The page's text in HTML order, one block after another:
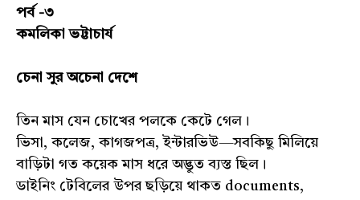
পর্ব -৩
কমলিকা ভট্টাচার্য
চেনা সুর অচেনা দেশে
তিন মাস যেন চোখের পলকে কেটে গেল।
ভিসা, কলেজ, কাগজপত্র, ইন্টারভিউ—সবকিছু মিলিয়ে
বাড়িটা গত কয়েক মাস ধরে অদ্ভুত ব্যস্ত ছিল।
ডাইনিং টেবিলের উপর ছড়িয়ে থাকত documents,